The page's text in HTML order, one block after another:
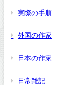
実際の手順
外国の作家
日本の作家
日常雑記